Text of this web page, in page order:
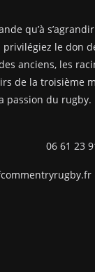
qu’à
le don
anciens, les
de la troisième
passion du rugby.
06 61 23